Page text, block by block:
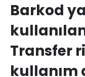
Barkod
Transfer
kullanım